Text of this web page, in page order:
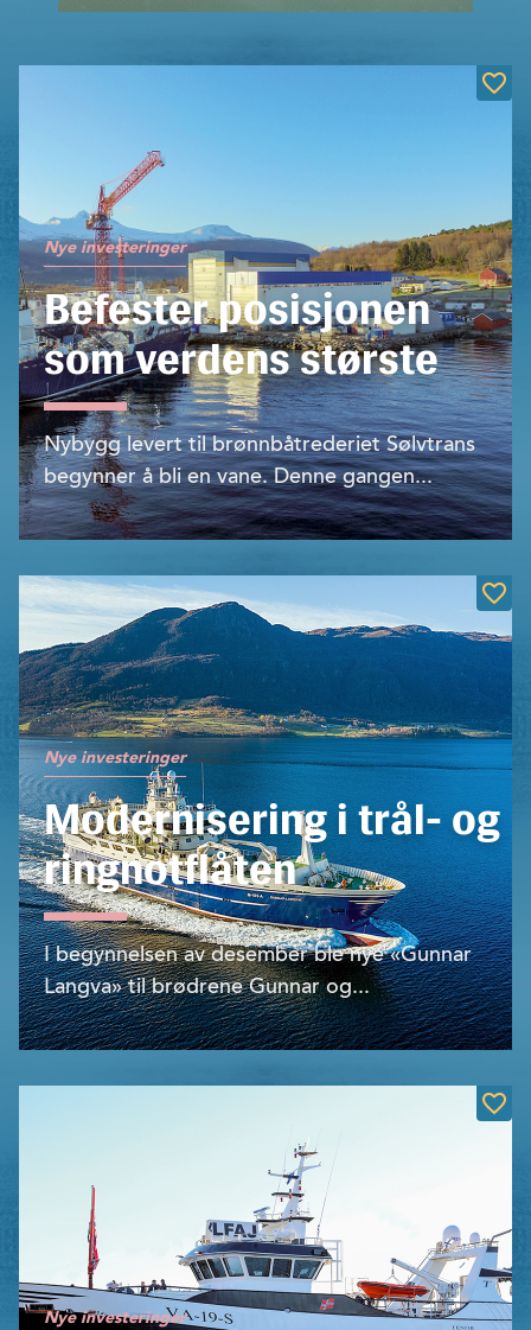
Nye investeringer
Befester posisjonen
som verdens største
Nybygg levert til brønnbåtrederiet Sølvtrans
begynner å bli en vane. Denne gangen...
Nye investeringer
Modernisering i trål- og
ringnotflåten
I begynnelsen av desember ble nye «Gunnar
Langva» til brødrene Gunnar og...
Nye investeringer